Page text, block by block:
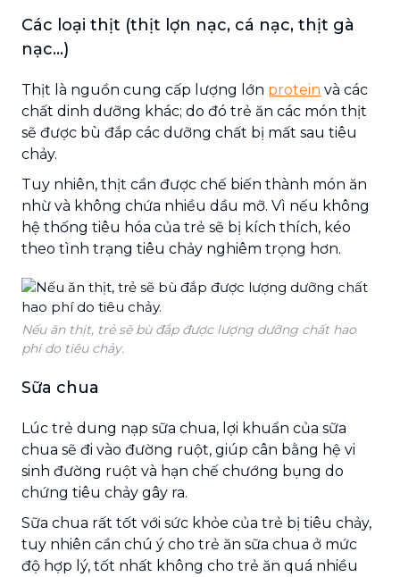
Các loại thịt (thịt lợn nạc, cá nạc, thịt gà
nạc...)
Thịt là nguồn cung cấp lượng lớn protein và các
chất dinh dưỡng khác; do đó trẻ ăn các món thịt
sẽ được bù đắp các dưỡng chất bị mất sau tiêu
chảy.
Tuy nhiên, thịt cần được chế biến thành món ăn
nhừ và không chứa nhiều dầu mỡ. Vì nếu không
hệ thống tiêu hóa của trẻ sẽ bị kích thích, kéo
theo tình trạng tiêu chảy nghiêm trọng hơn.
Nếu ăn thịt, trẻ sẽ bù đắp được lượng dưỡng chất hao
phí do tiêu chảy.
Sữa chua
Lúc trẻ dung nạp sữa chua, lợi khuẩn của sữa
chua sẽ đi vào đường ruột, giúp cân bằng hệ vi
sinh đường ruột và hạn chế chướng bụng do
chứng tiêu chảy gây ra.
Sữa chua rất tốt với sức khỏe của trẻ bị tiêu chảy,
tuy nhiên cần chú ý cho trẻ ăn sữa chua ở mức
độ hợp lý, tốt nhất không cho trẻ ăn quá nhiều